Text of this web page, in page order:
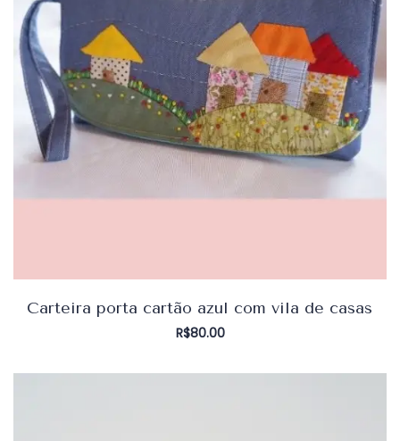
Carteira porta cartão azul com vila de casas
R$80.00